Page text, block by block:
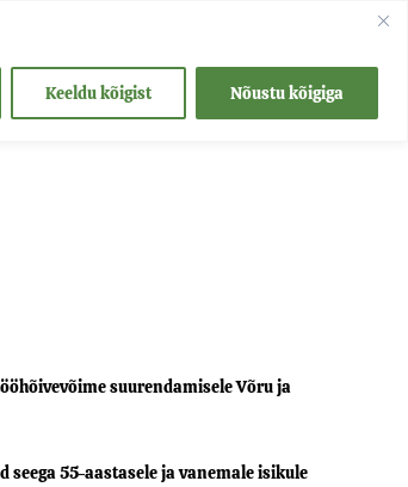
Keeldu kõigist Nõustu kõigiga
suurendamisele Võru ja
55-aastasele ja vanemale isikule